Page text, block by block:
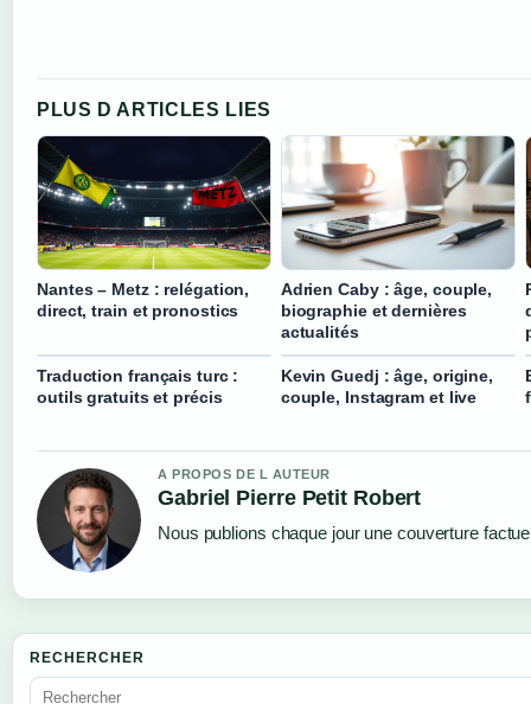
PLUS D ARTICLES LIES
Nantes – Metz : relégation,
direct, train et pronostics
Adrien Caby : âge, couple,
biographie et dernières
actualités
Traduction français turc :
outils gratuits et précis
Kevin Guedj : âge, origine,
couple, Instagram et live
A PROPOS DE L AUTEUR
Gabriel Pierre Petit Robert
Nous publions chaque jour une couverture
RECHERCHER